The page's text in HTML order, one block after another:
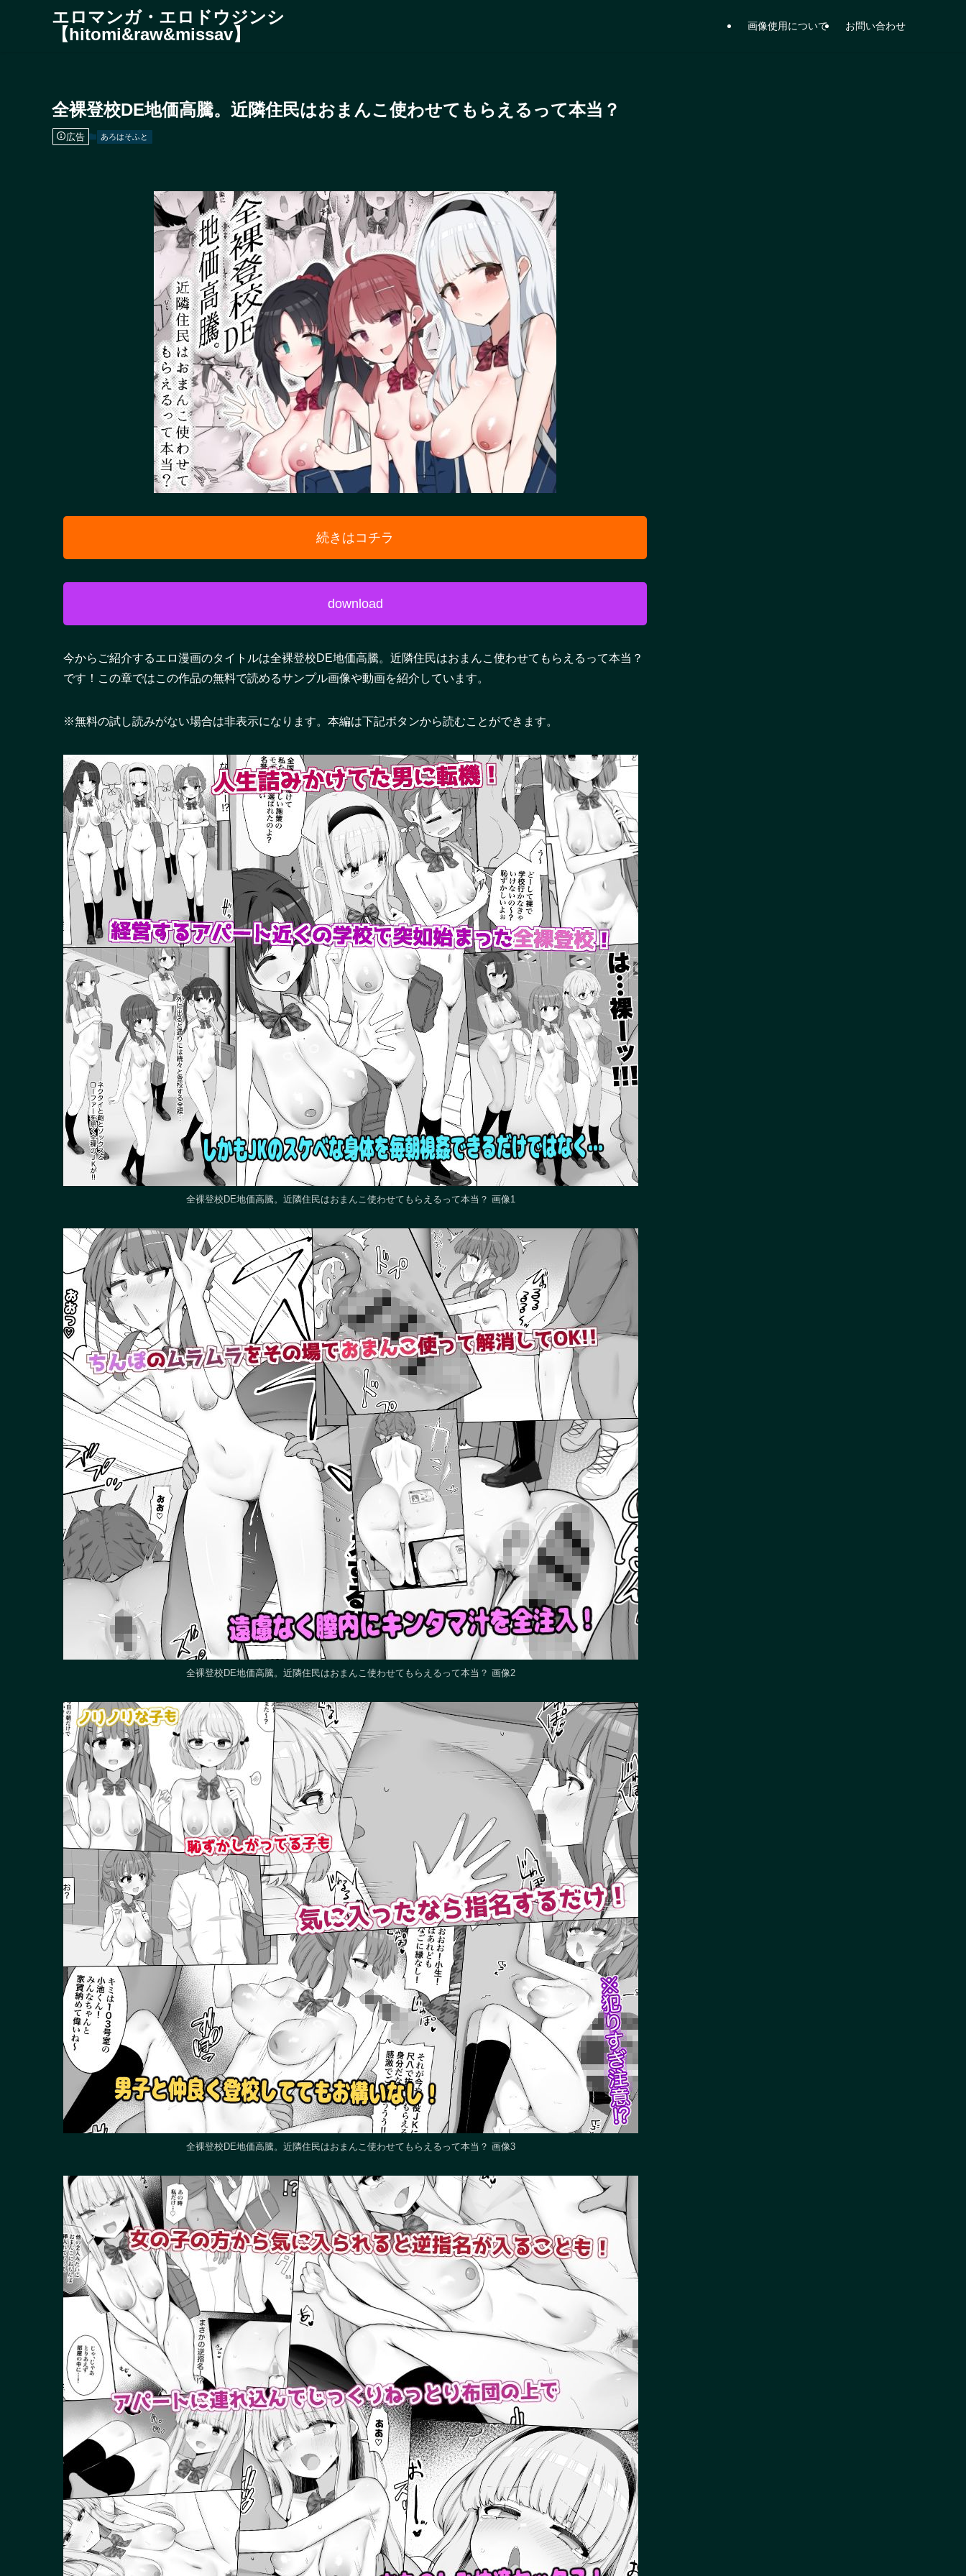
エロマンガ・エロドウジンシ
【hitomi&raw&missav】
画像使用について お問い合わせ
全裸登校DE地価高騰。近隣住民はおまんこ使わせてもらえるって本当？
広告 あろはそふと
続きはコチラ
download
今からご紹介するエロ漫画のタイトルは全裸登校DE地価高騰。近隣住民はおまんこ使わせてもらえるって本当？
です！この章ではこの作品の無料で読めるサンプル画像や動画を紹介しています。
※無料の試し読みがない場合は非表示になります。本編は下記ボタンから読むことができます。
全裸登校DE地価高騰。近隣住民はおまんこ使わせてもらえるって本当？ 画像1
全裸登校DE地価高騰。近隣住民はおまんこ使わせてもらえるって本当？ 画像2
全裸登校DE地価高騰。近隣住民はおまんこ使わせてもらえるって本当？ 画像3